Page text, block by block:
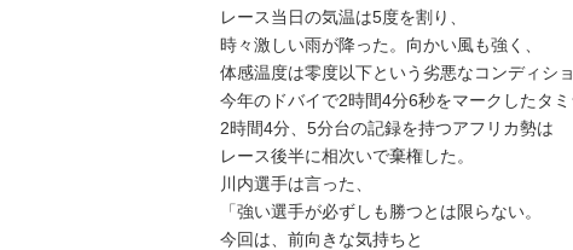
レース当日の気温は5度を割り、
時々激しい雨が降った。向かい風も強く、
体感温度は零度以下という劣悪なコンディショ
今年のドバイで2時間4分6秒をマークしたタ
2時間4分、5分台の記録を持つアフリカ勢は
レース後半に相次いで棄権した。
川内選手は言った、
「強い選手が必ずしも勝つとは限らない。
今回は、前向きな気持ちと